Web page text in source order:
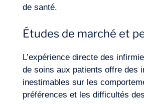
de santé.
Études de marché et
L’expérience directe des
de soins aux patients offre des
inestimables sur les
préférences et les difficultés